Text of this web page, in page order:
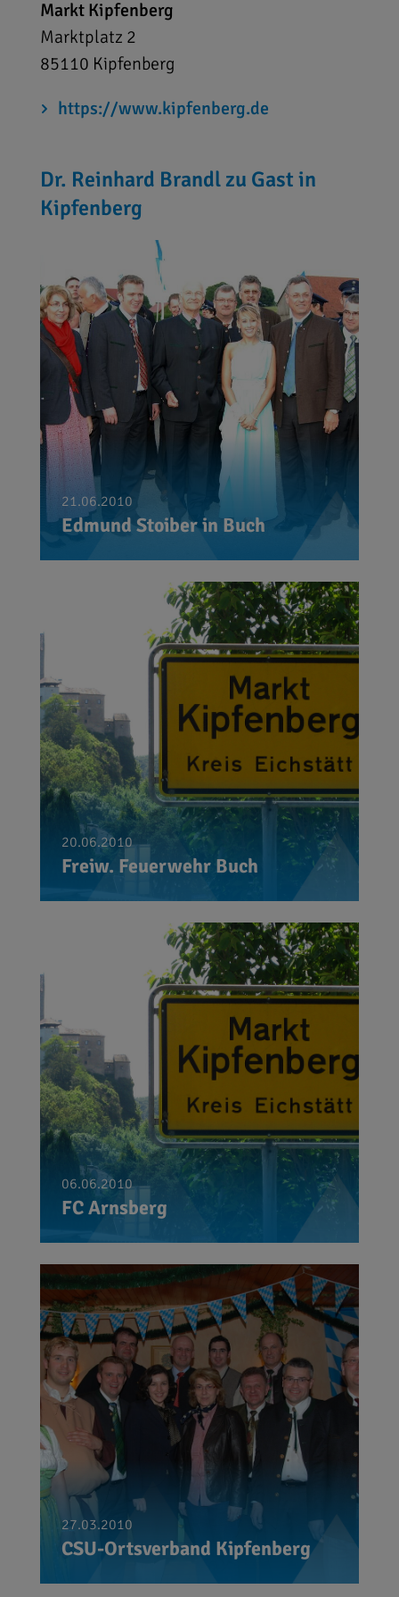
Markt Kipfenberg
Marktplatz 2
85110 Kipfenberg
https://www.kipfenberg.de
Dr. Reinhard Brandl zu Gast in
Kipfenberg
21.06.2010
Edmund Stoiber in Buch
20.06.2010
Freiw. Feuerwehr Buch
06.06.2010
FC Arnsberg
27.03.2010
CSU-Ortsverband Kipfenberg